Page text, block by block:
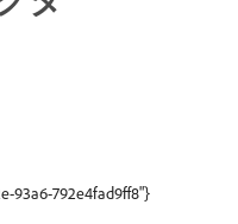
93a6-792e4fad9ff8"}